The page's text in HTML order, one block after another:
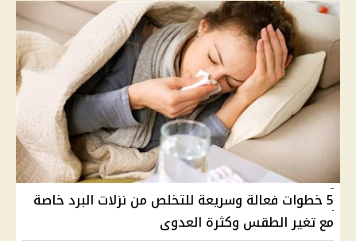
5 خطوات فعالة وسريعة للتخلص من نزلات البرد خاصة
مع تغير الطقس وكثرة العدوى